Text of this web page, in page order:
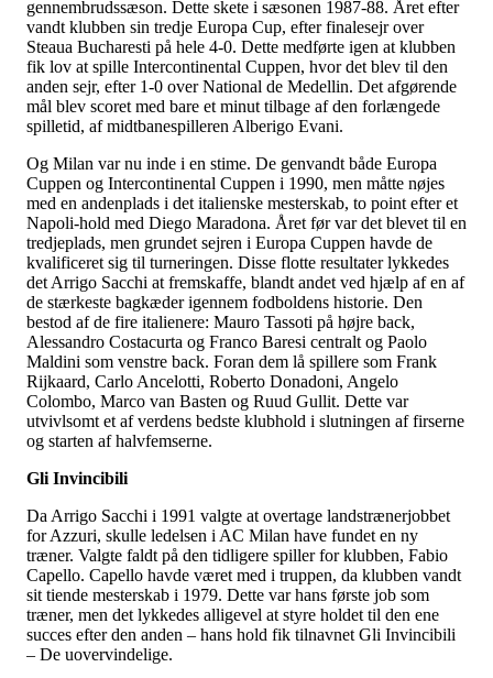
gennembrudssæson. Dette skete i sæsonen 1987-88. Året efter
vandt klubben sin tredje Europa Cup, efter finalesejr over
Steaua Bucharesti på hele 4-0. Dette medførte igen at klubben
fik lov at spille Intercontinental Cuppen, hvor det blev til den
anden sejr, efter 1-0 over National de Medellin. Det afgørende
mål blev scoret med bare et minut tilbage af den forlængede
spilletid, af midtbanespilleren Alberigo Evani.
Og Milan var nu inde i en stime. De genvandt både Europa
Cuppen og Intercontinental Cuppen i 1990, men måtte nøjes
med en andenplads i det italienske mesterskab, to point efter et
Napoli-hold med Diego Maradona. Året før var det blevet til en
tredjeplads, men grundet sejren i Europa Cuppen havde de
kvalificeret sig til turneringen. Disse flotte resultater lykkedes
det Arrigo Sacchi at fremskaffe, blandt andet ved hjælp af en af
de stærkeste bagkæder igennem fodboldens historie. Den
bestod af de fire italienere: Mauro Tassoti på højre back,
Alessandro Costacurta og Franco Baresi centralt og Paolo
Maldini som venstre back. Foran dem lå spillere som Frank
Rijkaard, Carlo Ancelotti, Roberto Donadoni, Angelo
Colombo, Marco van Basten og Ruud Gullit. Dette var
utvivlsomt et af verdens bedste klubhold i slutningen af firserne
og starten af halvfemserne.
Gli Invincibili
Da Arrigo Sacchi i 1991 valgte at overtage landstrænerjobbet
for Azzuri, skulle ledelsen i AC Milan have fundet en ny
træner. Valgte faldt på den tidligere spiller for klubben, Fabio
Capello. Capello havde været med i truppen, da klubben vandt
sit tiende mesterskab i 1979. Dette var hans første job som
træner, men det lykkedes alligevel at styre holdet til den ene
succes efter den anden – hans hold fik tilnavnet Gli Invincibili
– De uovervindelige.